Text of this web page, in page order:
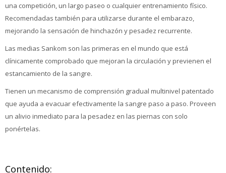
una competición, un largo paseo o cualquier entrenamiento físico.
Recomendadas también para utilizarse durante el embarazo,
mejorando la sensación de hinchazón y pesadez recurrente.
Las medias Sankom son las primeras en el mundo que está
clínicamente comprobado que mejoran la circulación y previenen el
estancamiento de la sangre.
Tienen un mecanismo de comprensión gradual multinivel patentado
que ayuda a evacuar efectivamente la sangre paso a paso. Proveen
un alivio inmediato para la pesadez en las piernas con solo
ponértelas.
Contenido: